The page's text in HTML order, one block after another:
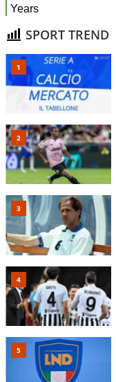
SPORT TREND